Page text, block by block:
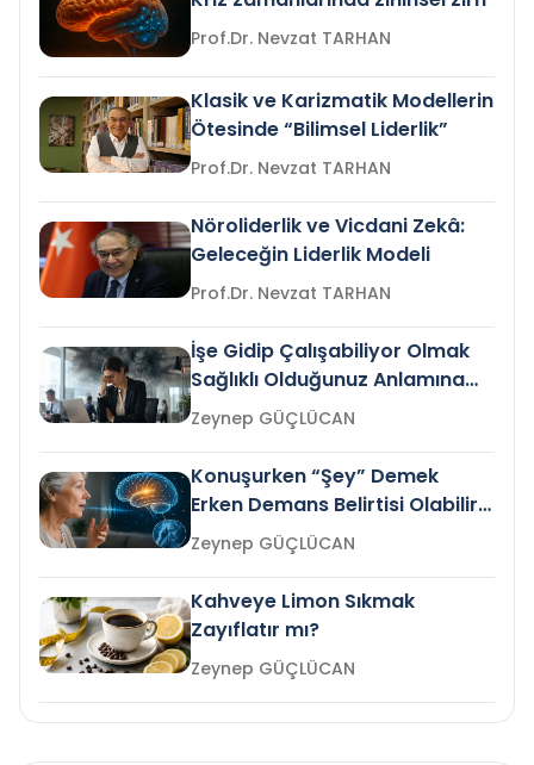
Prof.Dr. Nevzat TARHAN
Klasik ve Karizmatik Modellerin
Ötesinde “Bilimsel Liderlik”
Prof.Dr. Nevzat TARHAN
Nöroliderlik ve Vicdani Zekâ:
Geleceğin Liderlik Modeli
Prof.Dr. Nevzat TARHAN
İşe Gidip Çalışabiliyor Olmak
Sağlıklı Olduğunuz Anlamına
Gelir mi?Zeynep GÜÇLÜCAN
Konuşurken “Şey” Demek
Erken Demans Belirtisi Olabilir
mi?
Zeynep GÜÇLÜCAN
Kahveye Limon Sıkmak
Zayıflatır mı?
Zeynep GÜÇLÜCAN